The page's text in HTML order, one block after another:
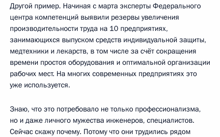
Другой пример. Начиная с марта эксперты Федерального
центра компетенций выявили резервы увеличения
производительности труда на 10 предприятиях,
занимающихся выпуском средств индивидуальной защиты,
медтехники и лекарств, в том числе за счёт сокращения
времени простоя оборудования и оптимальной организации
рабочих мест. На многих современных предприятиях это
уже используется.
Знаю, что это потребовало не только профессионализма,
но и даже личного мужества инженеров, специалистов.
Сейчас скажу почему. Потому что они трудились рядом